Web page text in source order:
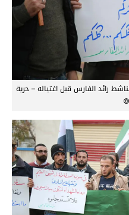
رائد الفارس قبل اغتياله – حرية